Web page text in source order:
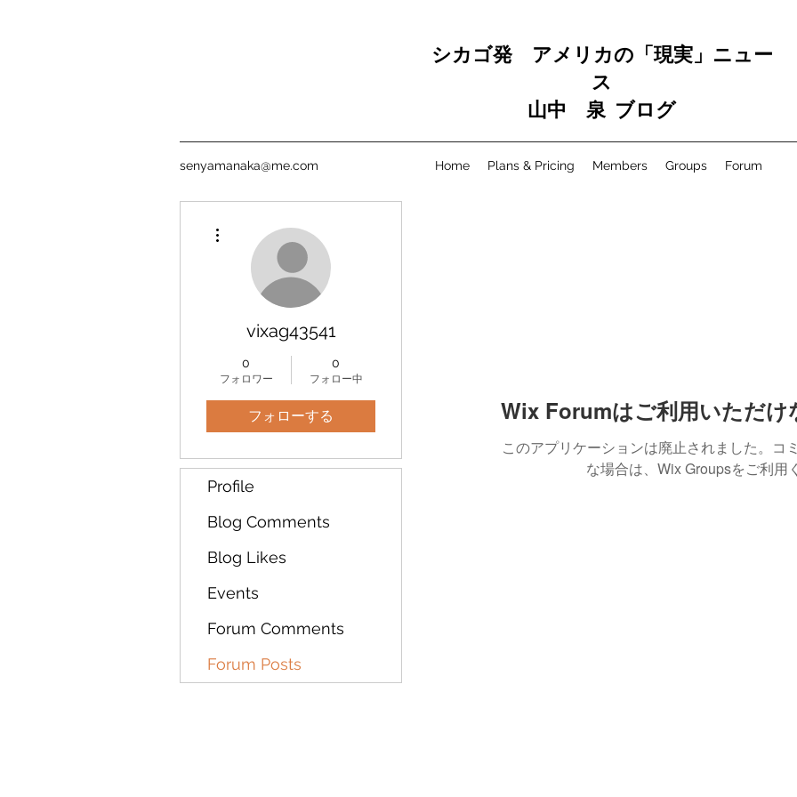
シカゴ発 アメリカの「現実」ニュー
ス
山中 泉 ブログ
senyamanaka@me.com Home Plans & Pricing Members Groups Forum
Wix Forumはご利用いただけ
このアプリケーションは廃止されました。コ
な場合は、Wix Groupsをご利用
vixag43541
0
フォロワー
0
フォロー中
フォローする
Profile
Blog Comments
Blog Likes
Events
Forum Comments
Forum Posts